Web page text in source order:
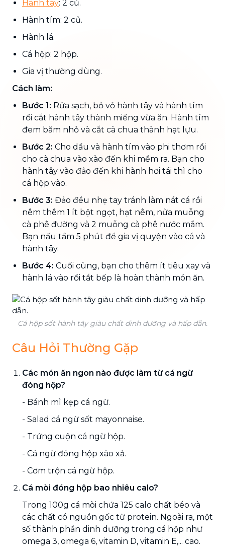
Hành tây: 2 củ.
Hành tím: 2 củ.
Hành lá.
Cá hộp: 2 hộp.
Gia vị thường dùng.
Cách làm:
Bước 1: Rửa sạch, bỏ vỏ hành tây và hành tím
rồi cắt hành tây thành miếng vừa ăn. Hành tím
đem băm nhỏ và cắt cà chua thành hạt lựu.
Bước 2: Cho dầu và hành tím vào phi thơm rồi
cho cà chua vào xào đến khi mềm ra. Bạn cho
hành tây vào đảo đến khi hành hơi tái thì cho
cá hộp vào.
Bước 3: Đảo đều nhẹ tay tránh làm nát cá rồi
nêm thêm 1 ít bột ngọt, hạt nêm, nửa muỗng
cà phê đường và 2 muỗng cà phê nước mắm.
Bạn nấu tầm 5 phút để gia vị quyện vào cá và
hành tây.
Bước 4: Cuối cùng, bạn cho thêm ít tiêu xay và
hành lá vào rồi tắt bếp là hoàn thành món ăn.
Cá hộp sốt hành tây giàu chất dinh dưỡng và hấp dẫn.
Câu Hỏi Thường Gặp
Các món ăn ngon nào được làm từ cá ngừ
đóng hộp?
- Bánh mì kẹp cá ngừ.
- Salad cá ngừ sốt mayonnaise.
- Trứng cuộn cá ngừ hộp.
- Cá ngừ đóng hộp xào xả.
- Cơm trộn cá ngừ hộp.
Cá mòi đóng hộp bao nhiêu calo?
Trong 100g cá mòi chứa 125 calo chất béo và
các chất có nguồn gốc từ protein. Ngoài ra, một
số thành phần dinh dưỡng trong cá hộp như
omega 3, omega 6, vitamin D, vitamin E,... cao.